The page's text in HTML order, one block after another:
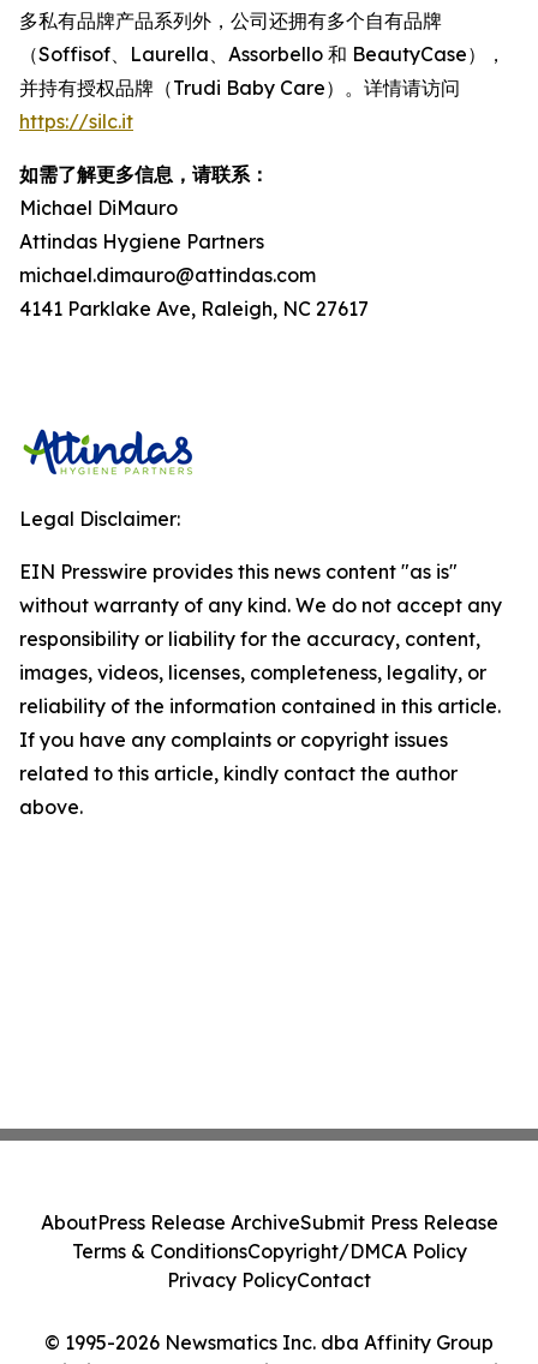
多私有品牌产品系列外，公司还拥有多个自有品牌
（Soffisof、Laurella、Assorbello 和 BeautyCase），
并持有授权品牌（Trudi Baby Care）。详情请访问
https://silc.it
如需了解更多信息，请联系：
Michael DiMauro
Attindas Hygiene Partners
michael.dimauro@attindas.com
4141 Parklake Ave, Raleigh, NC 27617
Legal Disclaimer:
EIN Presswire provides this news content "as is"
without warranty of any kind. We do not accept any
responsibility or liability for the accuracy, content,
images, videos, licenses, completeness, legality, or
reliability of the information contained in this article.
If you have any complaints or copyright issues
related to this article, kindly contact the author
above.
© 1995-2026 Newsmatics Inc. dba Affinity Group
AboutPress Release ArchiveSubmit Press Release
Terms & ConditionsCopyright/DMCA Policy
Privacy PolicyContact